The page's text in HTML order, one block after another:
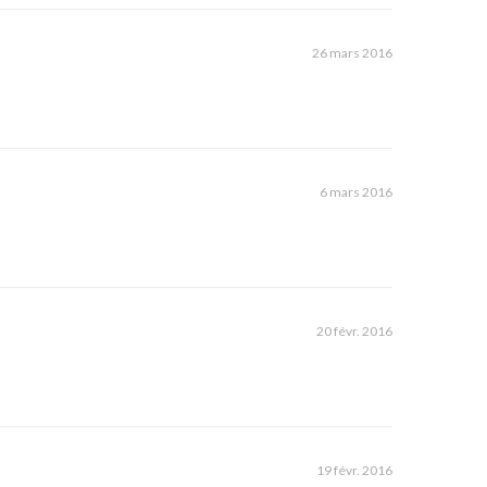
26 mars 2016
6 mars 2016
20 févr. 2016
19 févr. 2016